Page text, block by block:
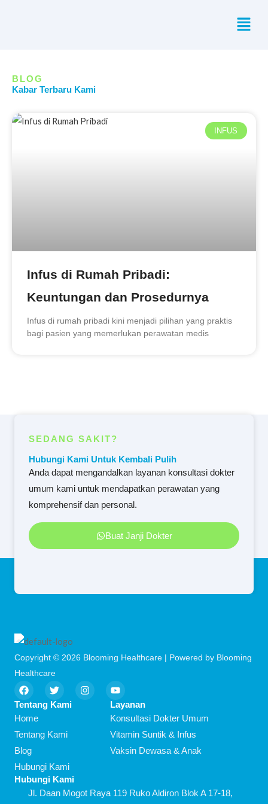
Menu
BLOG
Kabar Terbaru Kami
INFUS
Infus di Rumah Pribadi:
Keuntungan dan Prosedurnya
Infus di rumah pribadi kini menjadi pilihan yang praktis
bagi pasien yang memerlukan perawatan medis
SEDANG SAKIT?
Hubungi Kami Untuk Kembali Pulih
Anda dapat mengandalkan layanan konsultasi dokter
umum kami untuk mendapatkan perawatan yang
komprehensif dan personal.
Buat Janji Dokter
Copyright © 2026 Blooming Healthcare | Powered by Blooming
Healthcare
F
a
c
b
o
k
T
w
i
e
I
n
s
Y
o
u
t
u
b
Tentang Kami
Home
Tentang Kami
Blog
Hubungi Kami
Layanan
Konsultasi Dokter Umum
Vitamin Suntik & Infus
Vaksin Dewasa & Anak
Hubungi Kami
Jl. Daan Mogot Raya 119 Ruko Aldiron Blok A 17-18,